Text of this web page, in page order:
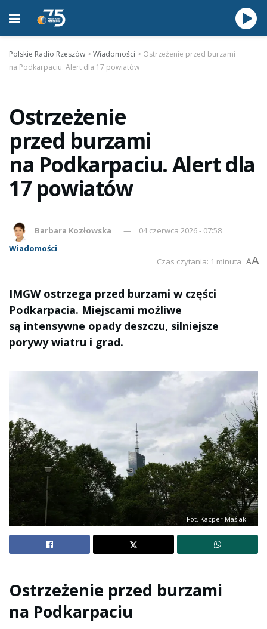
Polskie Radio Rzeszów >Wiadomości > Ostrzeżenie przed burzami
na Podkarpaciu. Alert dla 17 powiatów
Ostrzeżenie
przed burzami
na Podkarpaciu. Alert dla
17 powiatów
Barbara Kozłowska
04 czerwca 2026 - 07:58
Wiadomości
Czas czytania: 1 minuta AA
IMGW ostrzega przed burzami w części
Podkarpacia. Miejscami możliwe
są intensywne opady deszczu, silniejsze
porywy wiatru i grad.
Fot. Kacper Maślak
Ostrzeżenie przed burzami
na Podkarpaciu